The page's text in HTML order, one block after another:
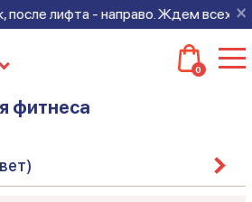
×
лифта - направо. Ждем всех на
0
фитнеса